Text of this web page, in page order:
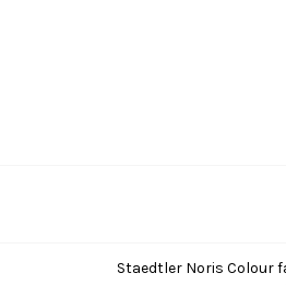
Staedtler Noris Colour